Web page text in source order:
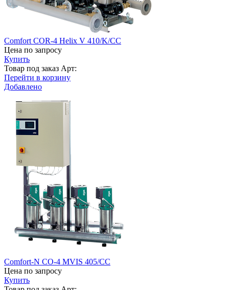
Comfort COR-4 Helix V 410/K/CC
Цена по запросу
Купить
Товар под заказ Арт:
Перейти в корзину
Добавлено
Comfort-N CO-4 MVIS 405/CC
Цена по запросу
Купить